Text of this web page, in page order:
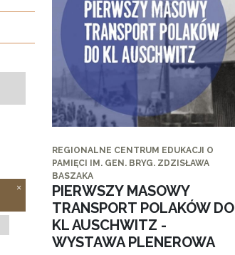
REGIONALNE CENTRUM EDUKACJI O
PAMIĘCI IM. GEN. BRYG. ZDZISŁAWA
BASZAKA
PIERWSZY MASOWY
TRANSPORT POLAKÓW DO
KL AUSCHWITZ -
WYSTAWA PLENEROWA